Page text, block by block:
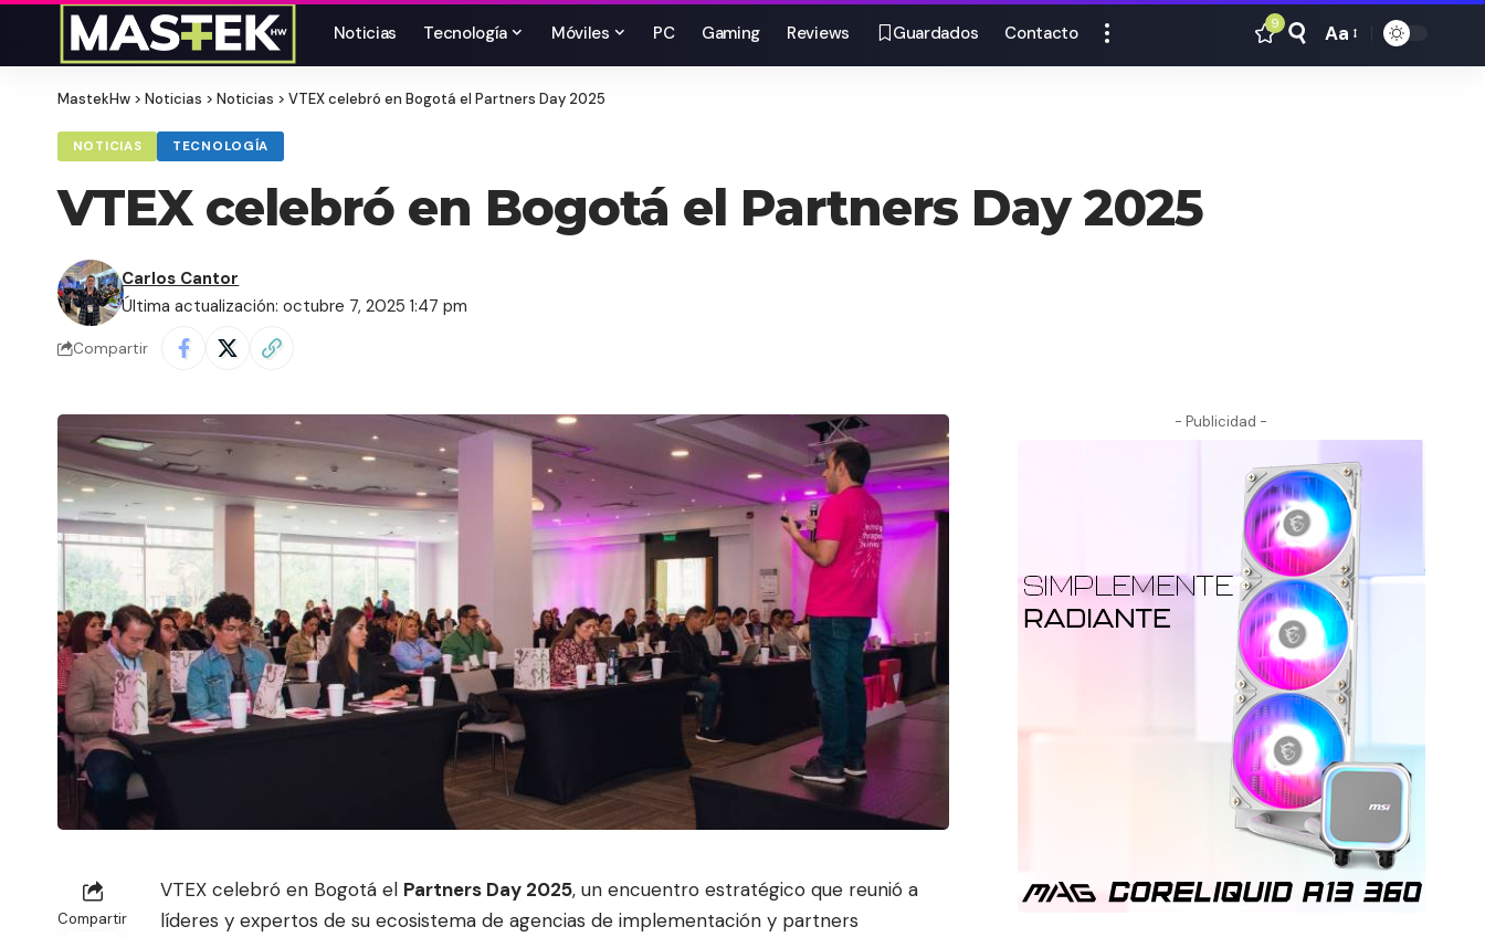
Noticias Tecnología Móviles PC Gaming Reviews Guardados Contacto 9
Tamaño
Aa
MastekHw > Noticias > Noticias > VTEX celebró en Bogotá el Partners Day 2025
NOTICIAS TECNOLOGÍA
VTEX celebró en Bogotá el Partners Day 2025
Última actualización: octubre 7, 2025 1:47 pm
Carlos Cantor
Compartir
Compartir
VTEX celebró en Bogotá el Partners Day 2025, un encuentro estratégico que reunió a
líderes y expertos de su ecosistema de agencias de implementación y partners
- Publicidad -